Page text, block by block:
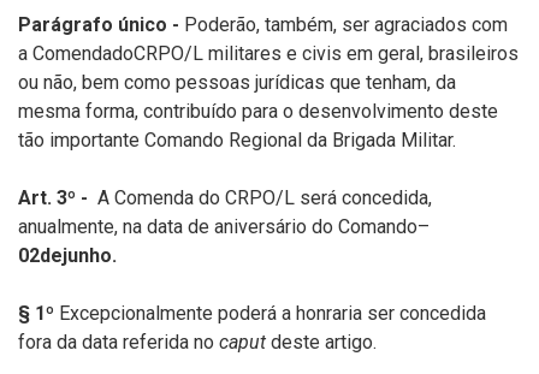
Parágrafo único - Poderão, também, ser agraciados com
a ComendadoCRPO/L militares e civis em geral, brasileiros
ou não, bem como pessoas jurídicas que tenham, da
mesma forma, contribuído para o desenvolvimento deste
tão importante Comando Regional da Brigada Militar.
Art. 3º - A Comenda do CRPO/L será concedida,
anualmente, na data de aniversário do Comando–
02dejunho.
§ 1º Excepcionalmente poderá a honraria ser concedida
fora da data referida no caput deste artigo.